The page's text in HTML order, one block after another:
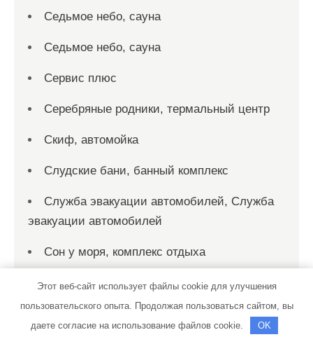
Седьмое небо, сауна
Седьмое небо, сауна
Сервис плюс
Серебряные родники, термальный центр
Скиф, автомойка
Слудские бани, банный комплекс
Служба эвакуации автомобилей, Служба
эвакуации автомобилей
Сон у моря, комплекс отдыха
СПА-центр, СПА-центр
Стандарт
Этот веб-сайт использует файлы cookie для улучшения
пользовательского опыта. Продолжая пользоваться сайтом, вы
даете согласие на использование файлов cookie.
OK